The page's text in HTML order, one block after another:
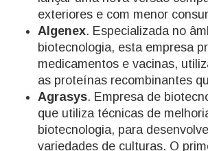
exteriores e com menor
Algenex. Especializada no
biotecnologia, esta empresa
medicamentos e vacinas,
as proteínas recombinantes
Agrasys. Empresa de
que utiliza técnicas de
biotecnologia, para
variedades de culturas. O